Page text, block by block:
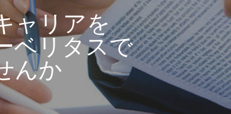
ャリアを
ベリタスで
んか